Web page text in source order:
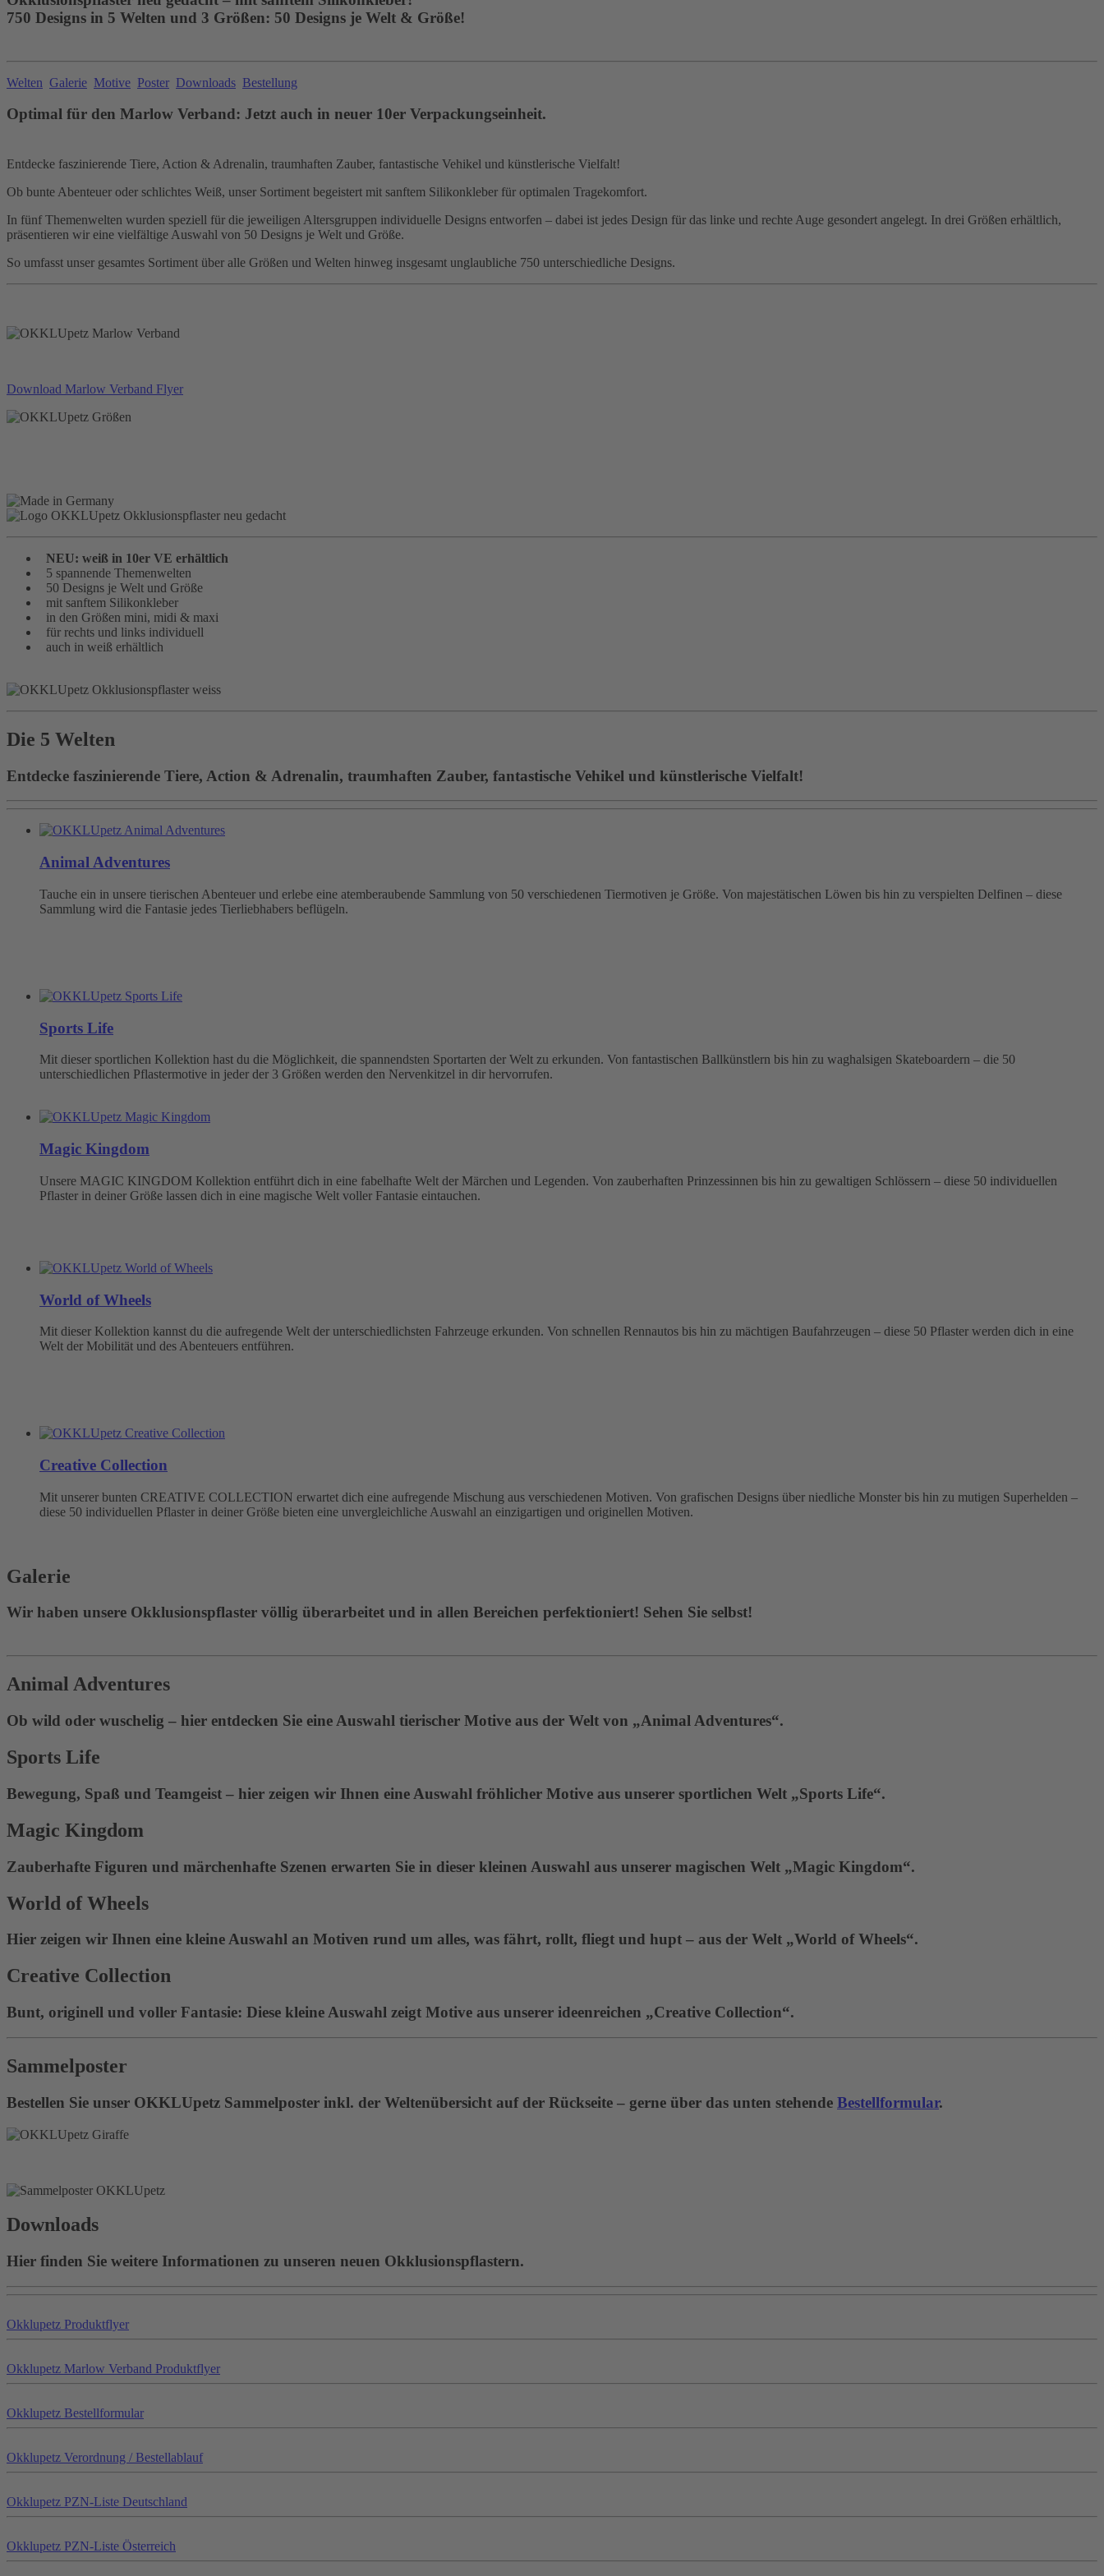
750 Designs in 5 Welten und 3 Größen: 50 Designs je Welt & Größe!
Welten Galerie Motive Poster Downloads Bestellung
Optimal für den Marlow Verband: Jetzt auch in neuer 10er Verpackungseinheit.
Entdecke faszinierende Tiere, Action & Adrenalin, traumhaften Zauber, fantastische Vehikel und künstlerische Vielfalt!
Ob bunte Abenteuer oder schlichtes Weiß, unser Sortiment begeistert mit sanftem Silikonkleber für optimalen Tragekomfort.
In fünf Themenwelten wurden speziell für die jeweiligen Altersgruppen individuelle Designs entworfen – dabei ist jedes Design für das linke und rechte Auge gesondert angelegt. In drei Größen erhältlich,
präsentieren wir eine vielfältige Auswahl von 50 Designs je Welt und Größe.
So umfasst unser gesamtes Sortiment über alle Größen und Welten hinweg insgesamt unglaubliche 750 unterschiedliche Designs.
Download Marlow Verband Flyer
NEU: weiß in 10er VE erhältlich
5 spannende Themenwelten
50 Designs je Welt und Größe
mit sanftem Silikonkleber
in den Größen mini, midi & maxi
für rechts und links individuell
auch in weiß erhältlich
Die 5 Welten
Entdecke faszinierende Tiere, Action & Adrenalin, traumhaften Zauber, fantastische Vehikel und künstlerische Vielfalt!
Animal Adventures
Tauche ein in unsere tierischen Abenteuer und erlebe eine atemberaubende Sammlung von 50 verschiedenen Tiermotiven je Größe. Von majestätischen Löwen bis hin zu verspielten Delfinen – diese
Sammlung wird die Fantasie jedes Tierliebhabers beflügeln.
Sports Life
Mit dieser sportlichen Kollektion hast du die Möglichkeit, die spannendsten Sportarten der Welt zu erkunden. Von fantastischen Ballkünstlern bis hin zu waghalsigen Skateboardern – die 50
unterschiedlichen Pflastermotive in jeder der 3 Größen werden den Nervenkitzel in dir hervorrufen.
Magic Kingdom
Unsere MAGIC KINGDOM Kollektion entführt dich in eine fabelhafte Welt der Märchen und Legenden. Von zauberhaften Prinzessinnen bis hin zu gewaltigen Schlössern – diese 50 individuellen
Pflaster in deiner Größe lassen dich in eine magische Welt voller Fantasie eintauchen.
World of Wheels
Mit dieser Kollektion kannst du die aufregende Welt der unterschiedlichsten Fahrzeuge erkunden. Von schnellen Rennautos bis hin zu mächtigen Baufahrzeugen – diese 50 Pflaster werden dich in eine
Welt der Mobilität und des Abenteuers entführen.
Creative Collection
Mit unserer bunten CREATIVE COLLECTION erwartet dich eine aufregende Mischung aus verschiedenen Motiven. Von grafischen Designs über niedliche Monster bis hin zu mutigen Superhelden –
diese 50 individuellen Pflaster in deiner Größe bieten eine unvergleichliche Auswahl an einzigartigen und originellen Motiven.
Galerie
Wir haben unsere Okklusionspflaster völlig überarbeitet und in allen Bereichen perfektioniert! Sehen Sie selbst!
Animal Adventures
Ob wild oder wuschelig – hier entdecken Sie eine Auswahl tierischer Motive aus der Welt von „Animal Adventures“.
Sports Life
Bewegung, Spaß und Teamgeist – hier zeigen wir Ihnen eine Auswahl fröhlicher Motive aus unserer sportlichen Welt „Sports Life“.
Magic Kingdom
Zauberhafte Figuren und märchenhafte Szenen erwarten Sie in dieser kleinen Auswahl aus unserer magischen Welt „Magic Kingdom“.
World of Wheels
Hier zeigen wir Ihnen eine kleine Auswahl an Motiven rund um alles, was fährt, rollt, fliegt und hupt – aus der Welt „World of Wheels“.
Creative Collection
Bunt, originell und voller Fantasie: Diese kleine Auswahl zeigt Motive aus unserer ideenreichen „Creative Collection“.
Sammelposter
Bestellen Sie unser OKKLUpetz Sammelposter inkl. der Weltenübersicht auf der Rückseite – gerne über das unten stehende Bestellformular.
Downloads
Hier finden Sie weitere Informationen zu unseren neuen Okklusionspflastern.
Okklupetz Produktflyer
Okklupetz Marlow Verband Produktflyer
Okklupetz Bestellformular
Okklupetz Verordnung / Bestellablauf
Okklupetz PZN-Liste Deutschland
Okklupetz PZN-Liste Österreich